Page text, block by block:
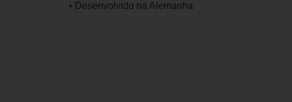
• Desenvolvido na Alemanha